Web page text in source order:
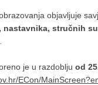
objavljuje
nastavnika, stručnih
je u razdoblju od
ECon/